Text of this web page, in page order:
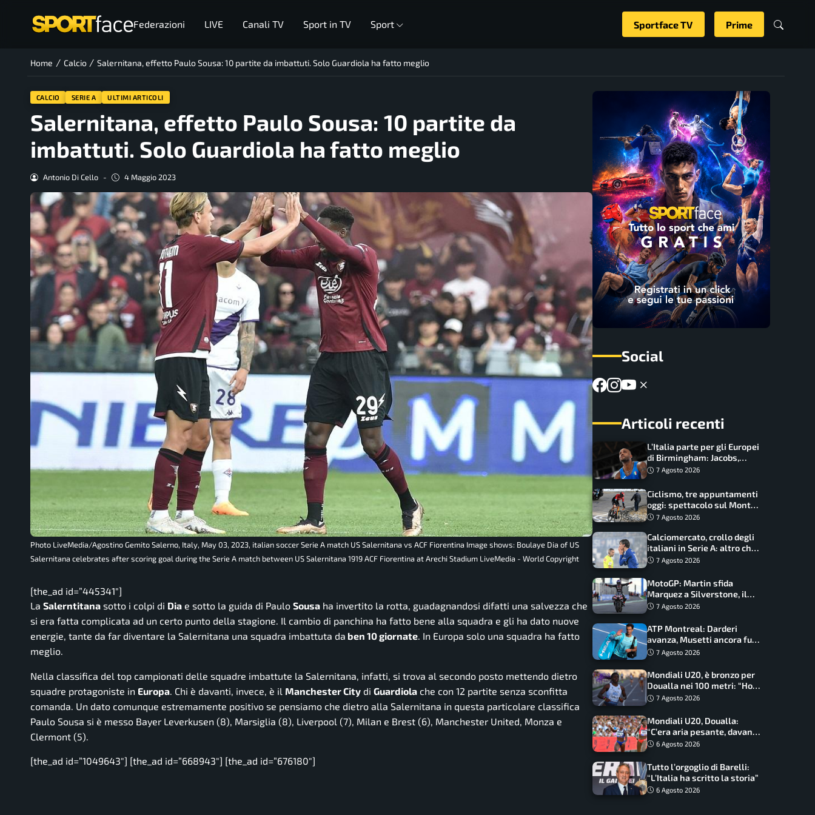
Federazioni LIVE Canali TV Sport in TV Sport Sportface TV Prime
Home / Calcio / Salernitana, effetto Paulo Sousa: 10 partite da imbattuti. Solo Guardiola ha fatto meglio
CALCIO SERIE A ULTIMI ARTICOLI
Salernitana, effetto Paulo Sousa: 10 partite da
imbattuti. Solo Guardiola ha fatto meglio
Antonio Di Cello - 4 Maggio 2023
Photo LiveMedia/Agostino Gemito Salerno, Italy, May 03, 2023, italian soccer Serie A match US Salernitana vs ACF Fiorentina Image shows: Boulaye Dia of US
Salernitana celebrates after scoring goal during the Serie A match between US Salernitana 1919 ACF Fiorentina at Arechi Stadium LiveMedia - World Copyright
[the_ad id=”445341″]
La Salerntitana sotto i colpi di Dia e sotto la guida di Paulo Sousa ha invertito la rotta, guadagnandosi difatti una salvezza che
si era fatta complicata ad un certo punto della stagione. Il cambio di panchina ha fatto bene alla squadra e gli ha dato nuove
energie, tante da far diventare la Salernitana una squadra imbattuta da ben 10 giornate. In Europa solo una squadra ha fatto
meglio.
Nella classifica del top campionati delle squadre imbattute la Salernitana, infatti, si trova al secondo posto mettendo dietro
squadre protagoniste in Europa. Chi è davanti, invece, è il Manchester City di Guardiola che con 12 partite senza sconfitta
comanda. Un dato comunque estremamente positivo se pensiamo che dietro alla Salernitana in questa particolare classifica
Paulo Sousa si è messo Bayer Leverkusen (8), Marsiglia (8), Liverpool (7), Milan e Brest (6), Manchester United, Monza e
Clermont (5).
[the_ad id=”1049643″] [the_ad id=”668943″] [the_ad id=”676180″]
Social
Articoli recenti
L’Italia parte per gli Europei
di Birmingham: Jacobs,
Tamberi e Battocletti
guidano una spedizione
record
7 Agosto 2026
Ciclismo, tre appuntamenti
oggi: spettacolo sul Mont
Ventoux, orari e come
7 Agosto 2026
Calciomercato, crollo degli
italiani in Serie A: altro che
svolta dopo il Mondiale
7 Agosto 2026
MotoGP: Martin sfida
Marquez a Silverstone, il
programma e gli orari
7 Agosto 2026
ATP Montreal: Darderi
avanza, Musetti ancora fuori
con Jodar
7 Agosto 2026
Mondiali U20, è bronzo per
Doualla nei 100 metri: “Ho
scacciato l’ansia”
7 Agosto 2026
Mondiali U20, Doualla:
“C’era aria pesante, davano
le mascherine! Finale? Non
6 Agosto 2026
Tutto l’orgoglio di Barelli:
“L’Italia ha scritto la storia”
6 Agosto 2026